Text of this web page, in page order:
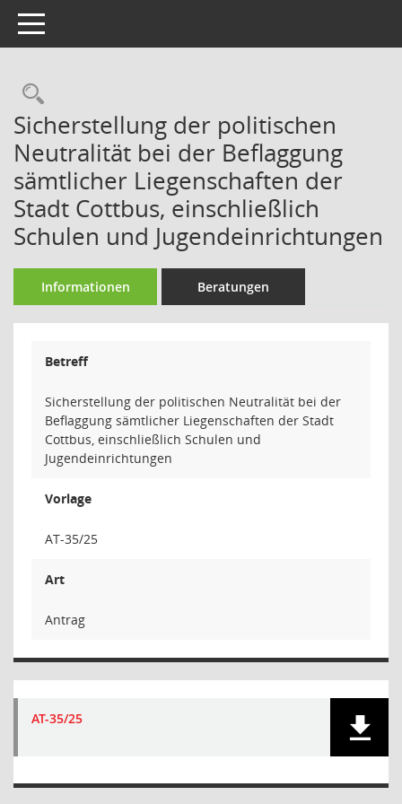
Toggle navigation
Rechercheauswahl
Sicherstellung der politischen
Neutralität bei der Beflaggung
sämtlicher Liegenschaften der
Stadt Cottbus, einschließlich
Schulen und Jugendeinrichtungen
Informationen Beratungen
Betreff
Sicherstellung der politischen Neutralität bei der
Beflaggung sämtlicher Liegenschaften der Stadt
Cottbus, einschließlich Schulen und
Jugendeinrichtungen
Vorlage
AT-35/25
Art
Antrag
AT-35/25